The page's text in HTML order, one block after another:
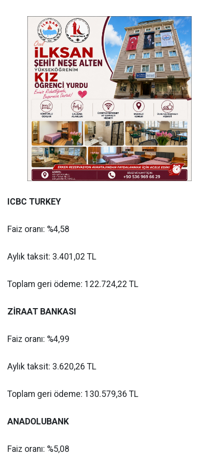
ICBC TURKEY
Faiz oranı: %4,58
Aylık taksit: 3.401,02 TL
Toplam geri ödeme: 122.724,22 TL
ZİRAAT BANKASI
Faiz oranı: %4,99
Aylık taksit: 3.620,26 TL
Toplam geri ödeme: 130.579,36 TL
ANADOLUBANK
Faiz oranı: %5,08